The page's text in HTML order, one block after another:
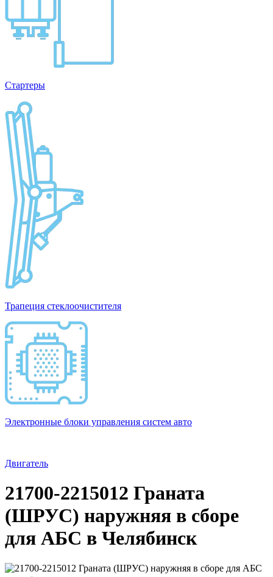
Стартеры
Трапеция стеклоочистителя
Электронные блоки управления систем авто
Двигатель
21700-2215012 Граната
(ШРУС) наружняя в сборе
для АБС в Челябинск